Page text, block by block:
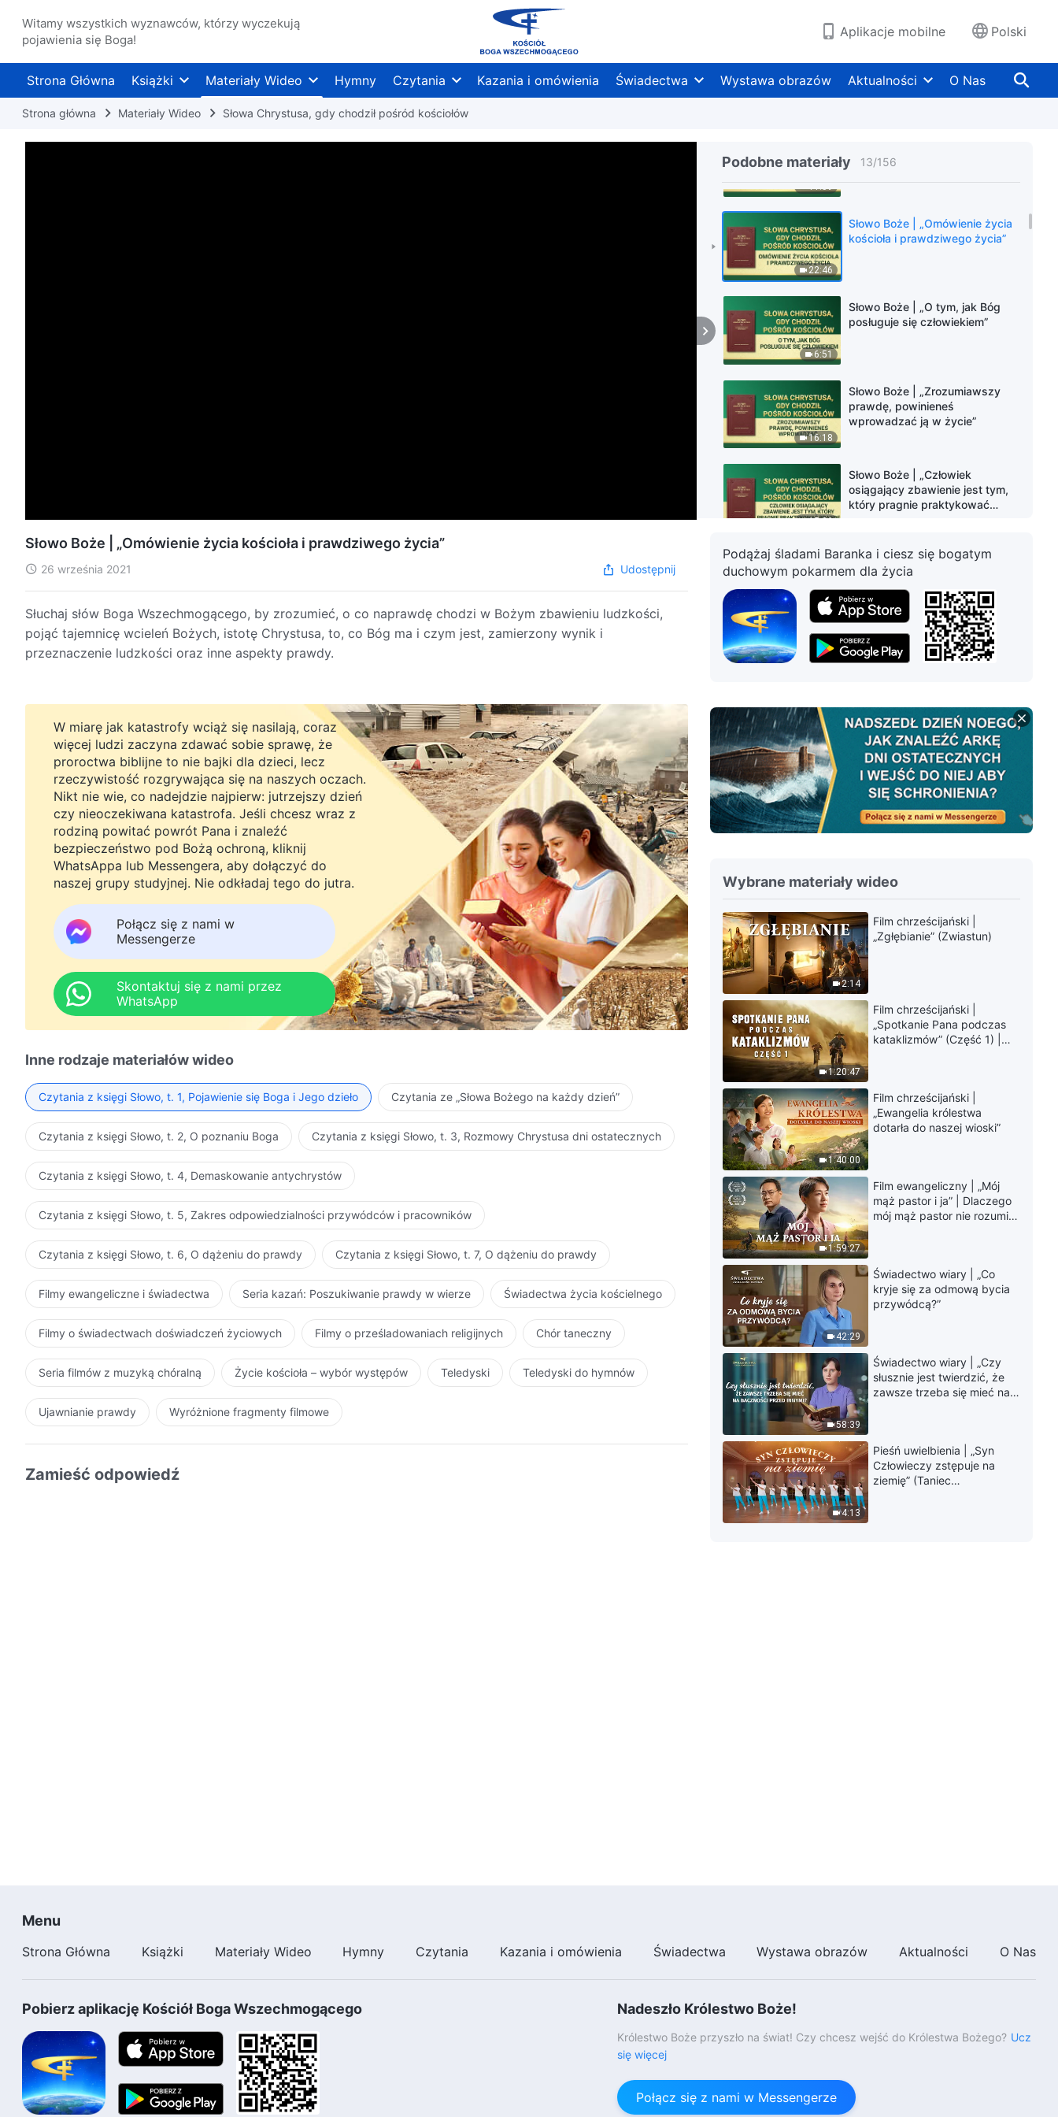
Witamy wszystkich wyznawców, którzy wyczekują
pojawienia się Boga!
Aplikacje mobilne Polski
Strona Główna Książki Materiały Wideo Hymny Czytania Kazania i omówienia Świadectwa Wystawa obrazów Aktualności O Nas
Strona główna Materiały Wideo Słowa Chrystusa, gdy chodził pośród kościołów
Podobne materiały 13/156
11:59
życiu duchowym”
22:46
Słowo Boże | „Omówienie życia
kościoła i prawdziwego życia”
6:51
Słowo Boże | „O tym, jak Bóg
posługuje się człowiekiem”
16:18
Słowo Boże | „Zrozumiawszy
prawdę, powinieneś
wprowadzać ją w życie”
15:06
Słowo Boże | „Człowiek
osiągający zbawienie jest tym,
który pragnie praktykować
12:45
Słowo Boże | „O doświadczeniu”
Słowo Boże | „Przykazania
nowego Wieku”
12:36
Słowo Boże | „Nadeszło
Królestwo Tysiąclecia”
Słowo Boże | „Jak wygląda
twoja relacja z Bogiem?”
22:55
Słowo Boże | „Skoncentruj się
18:21
Słowo Boże | „Przestrzeganie‌
‌przykazań‌ ‌‌i‌ ‌praktykowanie‌
‌prawdy‌”
16:38
Słowo Boże | „Powinieneś
wiedzieć, że Bóg praktyczny
jest Bogiem samym w sobie”
16:41
Słowo Boże | „Tylko
wprowadzanie prawdy w życie
jest posiadaniem
rzeczywistości”
39:36
Słowo Boże | „Poznawanie
Bożego dzieła w dniu
dzisiejszym”
13:16
Słowo Boże | „Czy dzieło Boga
jest tak proste, jak to wydaje się
człowiekowi?”
10:50
Słowo Boże | „Powinieneś żyć
dla prawdy, gdyż wierzysz w
Boga”
11:44
Słowo Boże | „Obwieszczenie
siedmiu gromów –proroctwo, że
ewangelia królestwa
rozpowszechni się po całym
Słowo Boże | „O praktyce
śladami”
Słowo Boże | „Omówienie życia kościoła i prawdziwego życia”
26 września 2021 Udostępnij
Słuchaj słów Boga Wszechmogącego, by zrozumieć, o co naprawdę chodzi w Bożym zbawieniu ludzkości,
pojąć tajemnicę wcieleń Bożych, istotę Chrystusa, to, co Bóg ma i czym jest, zamierzony wynik i
przeznaczenie ludzkości oraz inne aspekty prawdy.
W miarę jak katastrofy wciąż się nasilają, coraz
więcej ludzi zaczyna zdawać sobie sprawę, że
proroctwa biblijne to nie bajki dla dzieci, lecz
rzeczywistość rozgrywająca się na naszych oczach.
Nikt nie wie, co nadejdzie najpierw: jutrzejszy dzień
czy nieoczekiwana katastrofa. Jeśli chcesz wraz z
rodziną powitać powrót Pana i znaleźć
bezpieczeństwo pod Bożą ochroną, kliknij
WhatsAppa lub Messengera, aby dołączyć do
naszej grupy studyjnej. Nie odkładaj tego do jutra.
Połącz się z nami w
Messengerze
Skontaktuj się z nami przez
WhatsApp
Inne rodzaje materiałów wideo
Czytania z księgi Słowo, t. 1, Pojawienie się Boga i Jego dzieło Czytania ze „Słowa Bożego na każdy dzień”
Czytania z księgi Słowo, t. 2, O poznaniu Boga Czytania z księgi Słowo, t. 3, Rozmowy Chrystusa dni ostatecznych
Czytania z księgi Słowo, t. 4, Demaskowanie antychrystów
Czytania z księgi Słowo, t. 5, Zakres odpowiedzialności przywódców i pracowników
Czytania z księgi Słowo, t. 6, O dążeniu do prawdy Czytania z księgi Słowo, t. 7, O dążeniu do prawdy
Filmy ewangeliczne i świadectwa Seria kazań: Poszukiwanie prawdy w wierze Świadectwa życia kościelnego
Filmy o świadectwach doświadczeń życiowych Filmy o prześladowaniach religijnych Chór taneczny
Seria filmów z muzyką chóralną Życie kościoła – wybór występów Teledyski Teledyski do hymnów
Ujawnianie prawdy Wyróżnione fragmenty filmowe
Zamieść odpowiedź
Podążaj śladami Baranka i ciesz się bogatym
duchowym pokarmem dla życia
Wybrane materiały wideo
2:14
Film chrześcijański |
„Zgłębianie” (Zwiastun)
1:20:47
Film chrześcijański |
„Spotkanie Pana podczas
kataklizmów” (Część 1) |
1:40:00
Film chrześcijański |
„Ewangelia królestwa
dotarła do naszej wioski”
1:59:27
Film ewangeliczny | „Mój
mąż pastor i ja” | Dlaczego
mój mąż pastor nie rozumie
42:29
Świadectwo wiary | „Co
kryje się za odmową bycia
przywódcą?”
58:39
Świadectwo wiary | „Czy
słusznie jest twierdzić, że
zawsze trzeba się mieć na
4:13
Pieśń uwielbienia | „Syn
Człowieczy zstępuje na
ziemię” (Taniec
Menu
Strona Główna Książki Materiały Wideo Hymny Czytania Kazania i omówienia Świadectwa Wystawa obrazów Aktualności O Nas
Pobierz aplikację Kościół Boga Wszechmogącego Nadeszło Królestwo Boże!
Królestwo Boże przyszło na świat! Czy chcesz wejść do Królestwa Bożego? Ucz
się więcej
Połącz się z nami w Messengerze